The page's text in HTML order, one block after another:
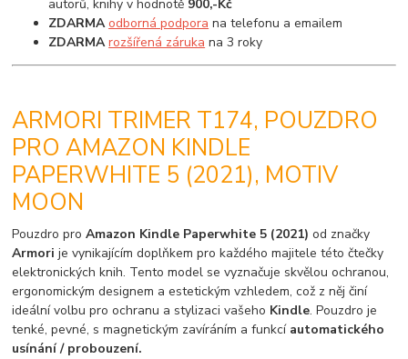
autorů, knihy v hodnotě 900,-Kč
ZDARMA odborná podpora na telefonu a emailem
ZDARMA rozšířená záruka na 3 roky
ARMORI TRIMER T174, POUZDRO
PRO AMAZON KINDLE
PAPERWHITE 5 (2021), MOTIV
MOON
Pouzdro proAmazon Kindle Paperwhite 5 (2021) od značky
Armori je vynikajícím doplňkem pro každého majitele této čtečky
elektronických knih. Tento model se vyznačuje skvělou ochranou,
ergonomickým designem a estetickým vzhledem, což z něj činí
ideální volbu pro ochranu a stylizaci vašeho Kindle. Pouzdro je
tenké, pevné, s magnetickým zavíráním a funkcí automatického
usínání / probouzení.